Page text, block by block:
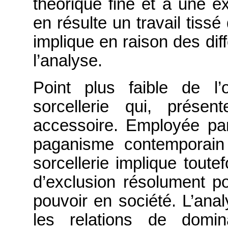
théorique fine et à une
en résulte un travail tissé
implique en raison des
l’analyse.
Point plus faible de
sorcellerie qui,
accessoire. Employée
paganisme
sorcellerie implique
d’exclusion résolument
pouvoir en société.
les relations de